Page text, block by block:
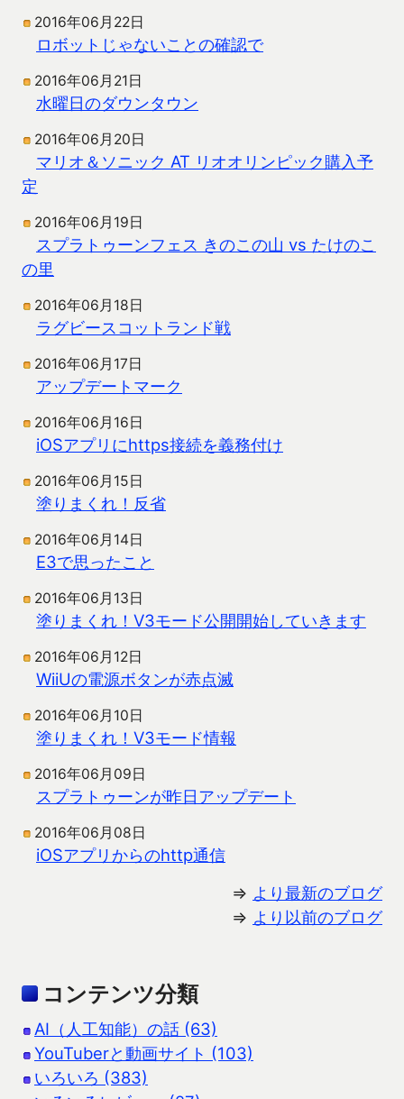
2016年06月22日
ロボットじゃないことの確認で
2016年06月21日
水曜日のダウンタウン
2016年06月20日
マリオ＆ソニック AT リオオリンピック購入予
定
2016年06月19日
スプラトゥーンフェス きのこの山 vs たけのこ
の里
2016年06月18日
ラグビースコットランド戦
2016年06月17日
アップデートマーク
2016年06月16日
iOSアプリにhttps接続を義務付け
2016年06月15日
塗りまくれ！反省
2016年06月14日
E3で思ったこと
2016年06月13日
塗りまくれ！V3モード公開開始していきます
2016年06月12日
WiiUの電源ボタンが赤点滅
2016年06月10日
塗りまくれ！V3モード情報
2016年06月09日
スプラトゥーンが昨日アップデート
2016年06月08日
iOSアプリからのhttp通信
⇒ より最新のブログ
⇒ より以前のブログ
コンテンツ分類
AI（人工知能）の話 (63)
YouTuberと動画サイト (103)
いろいろ (383)